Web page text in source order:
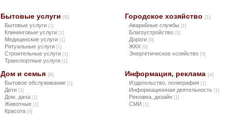
Бытовые услуги [6]
Бытовые услуги [1]
Клининговые услуги [1]
Медицинские услуги [1]
Ритуальные услуги [1]
Строительные услуги [1]
Транспортные услуги [1]
Городское хозяйство [1]
Аварийные службы [1]
Благоустройство [0]
Дороги [0]
ЖКХ [0]
Энергетическое хозяйство [0]
Дом и семья [8]
Бытовое обслуживание [1]
Дети [1]
Дом, дача [1]
Животные [1]
Красота [4]
Информация, реклама [4]
Издательство, полиграфия [1]
Информационная деятельность [1]
Реклама, дизайн [1]
СМИ [1]